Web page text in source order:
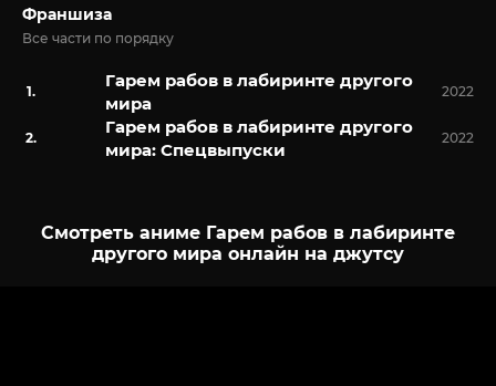
Франшиза
Все части по порядку
Гарем рабов в лабиринте другого
мира
2022
Гарем рабов в лабиринте другого
мира: Спецвыпуски
2022
Смотреть аниме Гарем рабов в лабиринте
другого мира онлайн на джутсу